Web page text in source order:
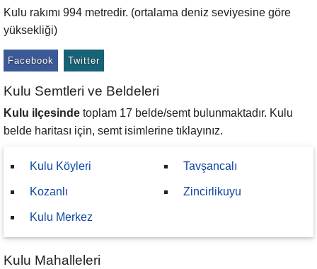
Kulu rakımı 994 metredir. (ortalama deniz seviyesine göre
yüksekliği)
Facebook Twitter
Kulu Semtleri ve Beldeleri
Kulu ilçesinde toplam 17 belde/semt bulunmaktadır. Kulu
belde haritası için, semt isimlerine tıklayınız.
Kulu Köyleri
Kozanlı
Kulu Merkez
Tavşancalı
Zincirlikuyu
Kulu Mahalleleri